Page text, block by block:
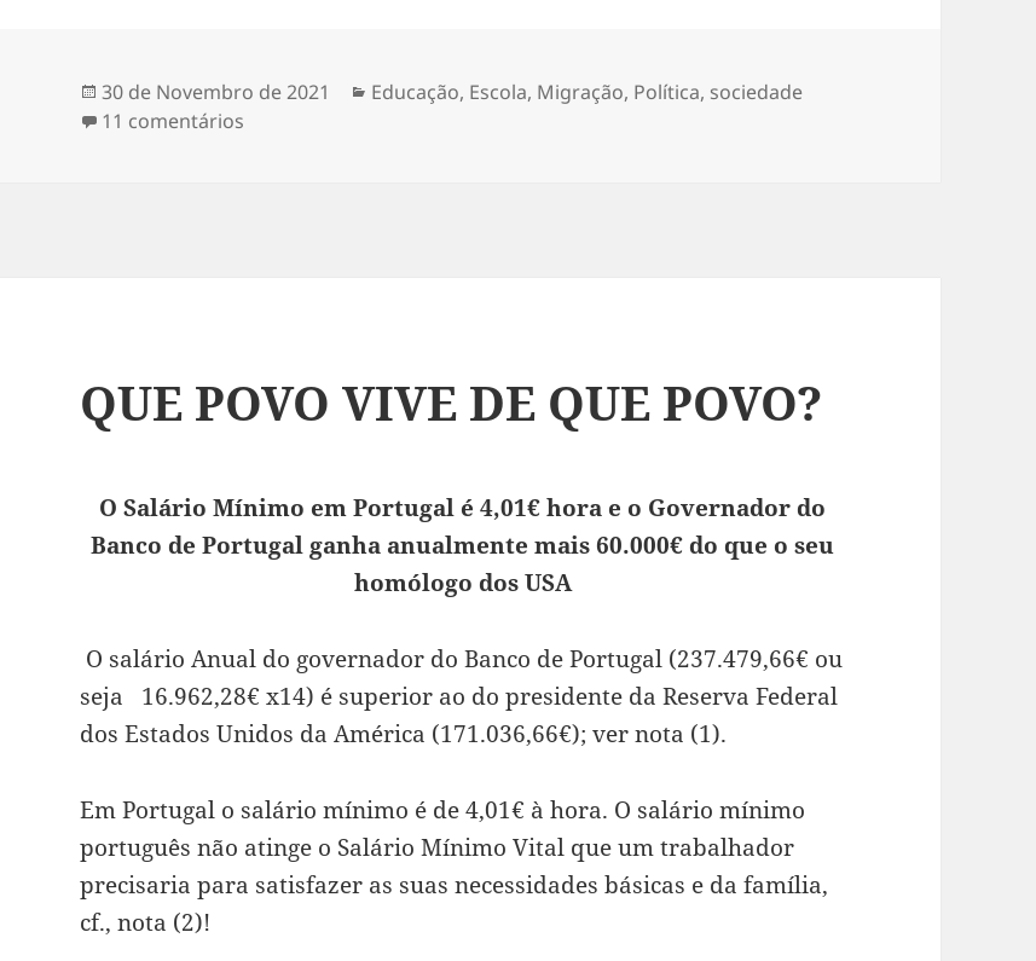
Publicado
a
30 de Novembro de 2021 Categorias
Educação, Escola, Migração, Política, sociedade
11 comentários
QUE POVO VIVE DE QUE POVO?
O Salário Mínimo em Portugal é 4,01€ hora e o Governador do
Banco de Portugal ganha anualmente mais 60.000€ do que o seu
homólogo dos USA
O salário Anual do governador do Banco de Portugal (237.479,66€ ou
seja 16.962,28€ x14) é superior ao do presidente da Reserva Federal
dos Estados Unidos da América (171.036,66€); ver nota (1).
Em Portugal o salário mínimo é de 4,01€ à hora. O salário mínimo
português não atinge o Salário Mínimo Vital que um trabalhador
precisaria para satisfazer as suas necessidades básicas e da família,
cf., nota (2)!